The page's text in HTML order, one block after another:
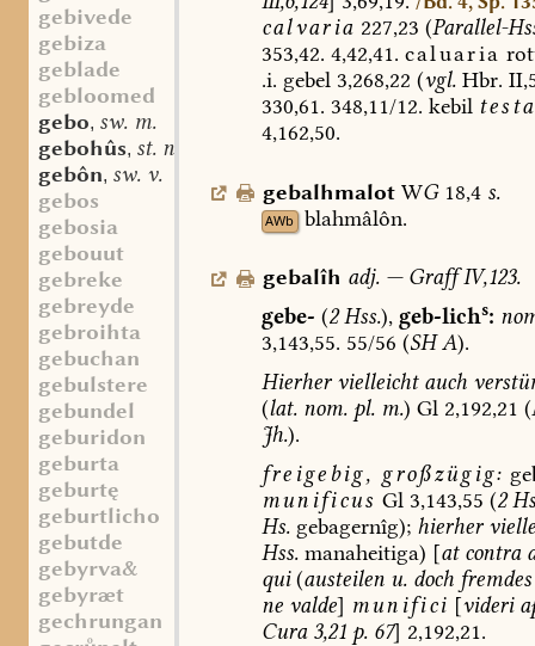
gebivede
gebiza
geblade
gebloomed
gebo, sw. m.
gebohûs, st. n.
gebôn, sw. v.
gebos
gebosia
gebouut
gebreke
gebreyde
gebroihta
gebuchan
gebulstere
gebundel
geburidon
geburta
geburtę
geburtlicho
gebutde
gebyrva&
gebyræt
gechrungan
calvaria 227,23 (Parallel-
353,42. 4,42,41. caluaria
.i. gebel3,268,22 (vgl.Hbr.
330,61. 348,11/12. kebil testa
4,162,50.
gebalhmalot WG18,4 s.
AWb blahmâlôn.
gebalîh adj. —GraffIV,123.
gebe- (2Hss.), geb-lichs:
3,143,55. 55/56 (SHA).
Hierhervielleichtauch
(lat. nom.pl.m.) Gl2,192,21 (
Jh.).
freigebig, großzügig:
munificus Gl3,143,55 (2
Hs.gebagernîg); hierher
Hss.manaheitiga) [at contra
qui(austeilenu.dochfremdes
nevalde] munifici [videri
Cura3,21p.67] 2,192,21.